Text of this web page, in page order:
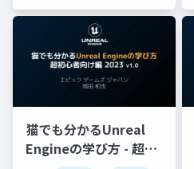
猫でも分かるUnreal
Engineの学び方 - 超初